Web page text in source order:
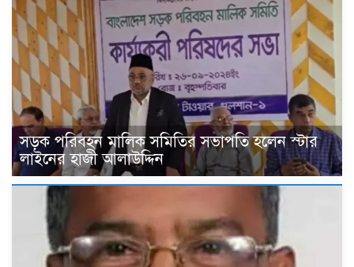
সড়ক পরিবহন মালিক সমিতির সভাপতি হলেন স্টার
লাইনের হাজী আলাউদ্দিন